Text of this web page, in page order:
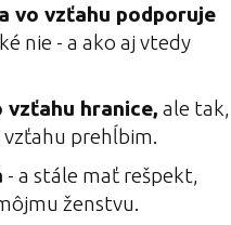
vo vzťahu podporuje
nie - a ako aj vtedy
vzťahu hranice, ale tak,
vzťahu prehĺbim.
- a stále mať rešpekt,
ženstvu.